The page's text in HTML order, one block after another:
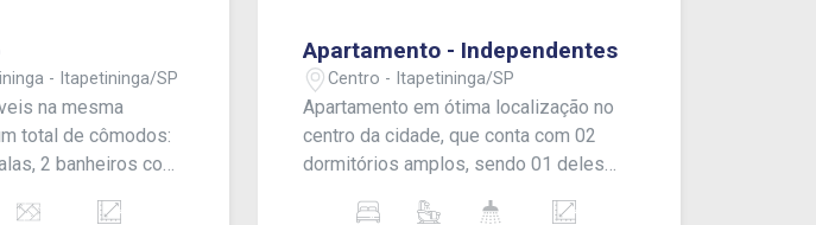
- Itapetininga/SP
na mesma
total de cômodos:
2 banheiros com
Apartamento - Independentes
Centro - Itapetininga/SP
Apartamento em ótima localização no
centro da cidade, que conta com 02
dormitórios amplos, sendo 01 deles
cozinha com despensa, sacada, 1